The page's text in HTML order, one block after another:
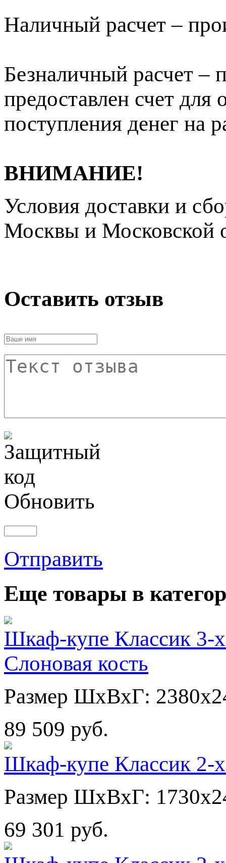
Наличный расчет –
Безналичный расчет –
предоставлен счет для
поступления денег на
ВНИМАНИЕ!
Условия доставки и
Москвы и Московской
Оставить отзыв
Обновить
Отправить
Еще товары в
Шкаф-купе Классик 3-
Слоновая кость
Размер ШхВхГ:
89 509 руб.
Шкаф-купе Классик 2-
Размер ШхВхГ:
69 301 руб.